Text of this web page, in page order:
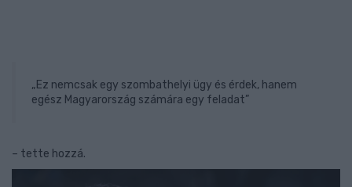
„Ez nemcsak egy szombathelyi ügy és érdek, hanem
egész Magyarország számára egy feladat”
– tette hozzá.